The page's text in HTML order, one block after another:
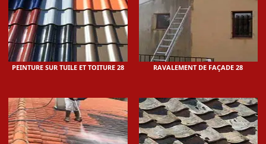
PEINTURE SUR TUILE ET TOITURE 28 RAVALEMENT DE FAÇADE 28